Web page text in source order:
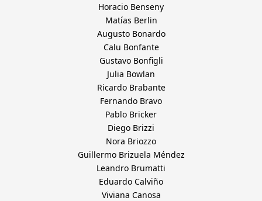
Horacio Benseny
Matías Berlin
Augusto Bonardo
Calu Bonfante
Gustavo Bonfigli
Julia Bowlan
Ricardo Brabante
Fernando Bravo
Pablo Bricker
Diego Brizzi
Nora Briozzo
Guillermo Brizuela Méndez
Leandro Brumatti
Eduardo Calviño
Viviana Canosa